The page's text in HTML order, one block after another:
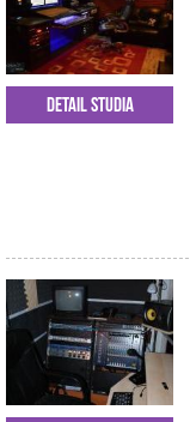
Detail studia